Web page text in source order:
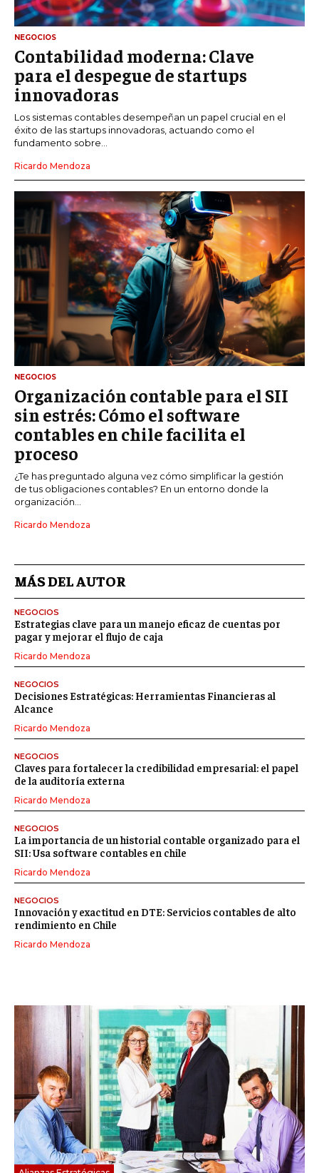
NEGOCIOS
Contabilidad moderna: Clave
para el despegue de startups
innovadoras
Los sistemas contables desempeñan un papel crucial en el
éxito de las startups innovadoras, actuando como el
fundamento sobre...
Ricardo Mendoza
NEGOCIOS
Organización contable para el SII
sin estrés: Cómo el software
contables en chile facilita el
proceso
¿Te has preguntado alguna vez cómo simplificar la gestión
de tus obligaciones contables? En un entorno donde la
organización...
Ricardo Mendoza
MÁS DEL AUTOR
NEGOCIOS
Estrategias clave para un manejo eficaz de cuentas por
pagar y mejorar el flujo de caja
Ricardo Mendoza
NEGOCIOS
Decisiones Estratégicas: Herramientas Financieras al
Alcance
Ricardo Mendoza
NEGOCIOS
Claves para fortalecer la credibilidad empresarial: el papel
de la auditoría externa
Ricardo Mendoza
NEGOCIOS
La importancia de un historial contable organizado para el
SII: Usa software contables en chile
Ricardo Mendoza
NEGOCIOS
Innovación y exactitud en DTE: Servicios contables de alto
rendimiento en Chile
Ricardo Mendoza